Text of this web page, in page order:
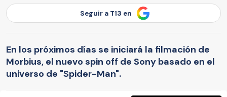
Seguir a T13 en
En los próximos días se iniciará la filmación de
Morbius, el nuevo spin off de Sony basado en el
universo de "Spider-Man".